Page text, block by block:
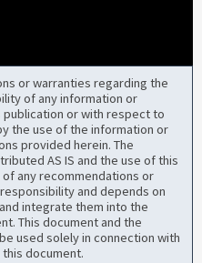
or warranties regarding the
of any information or
or with respect to
the use of the information or
provided herein. The
AS IS and the use of this
any recommendations or
and depends on
integrate them into the
This document and the
used solely in connection with
document.